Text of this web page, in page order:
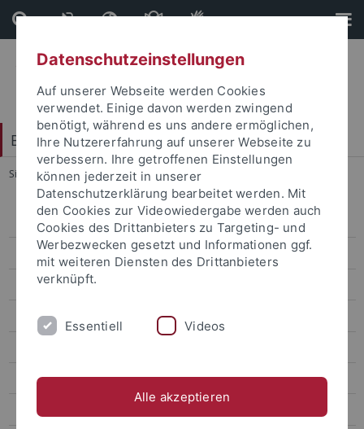
Direkt
zum
Inhalt
Direkt
zur
Fußleiste
Botanischer Garten
Sie sind hier: Startseite ... Freiland
Besucherinformation
Veranstaltungen und Aktuelles
Der Garten
Freiland
Alpinum
Datenschutzeinstellungen
Auf unserer Webseite werden Cookies
verwendet. Einige davon werden zwingend
benötigt, während es uns andere ermöglichen,
Ihre Nutzererfahrung auf unserer Webseite zu
verbessern. Ihre getroffenen Einstellungen
können jederzeit in unserer
Datenschutzerklärung bearbeitet werden. Mit
den Cookies zur Videowiedergabe werden auch
Cookies des Drittanbieters zu Targeting- und
Werbezwecken gesetzt und Informationen ggf.
mit weiteren Diensten des Drittanbieters
verknüpft.
Essentiell Videos
Alle akzeptieren